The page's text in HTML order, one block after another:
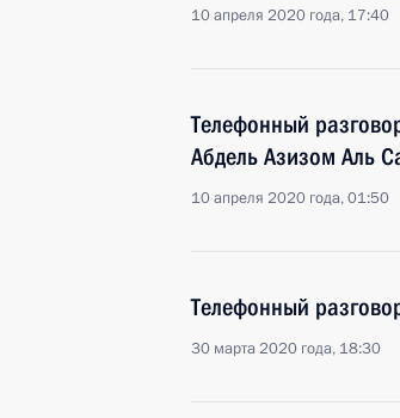
10 апреля 2020 года, 17:40
Телефонный
Абдель Азизом Аль
10 апреля 2020 года, 01:50
Телефонный
30 марта 2020 года, 18:30